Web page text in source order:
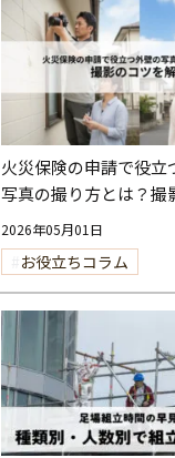
火災保険の申請で役立
写真の撮り方とは？撮
を解説
2026年05月01日
お役立ちコラム